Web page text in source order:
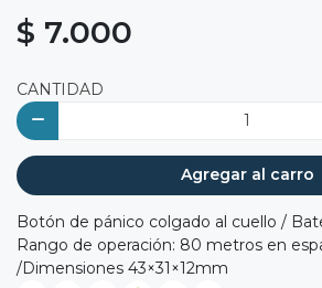
$ 7.000
CANTIDAD
Agregar al carro
Botón de pánico colgado al cuello /
Rango de operación: 80 metros en
/Dimensiones 43×31×12mm